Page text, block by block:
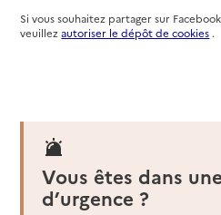
02 43 72 02 02
Dernier rapport
Source des données : Finess n°
Mis à jour le : 22/07/2026
Service autonomie à
Services ADMR
Si vous souhaitez partager sur
veuillezautoriser le dépôt de cookies .
Vous êtes dans
d’urgence ?